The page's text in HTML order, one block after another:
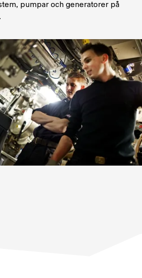
pumpar och generatorer på